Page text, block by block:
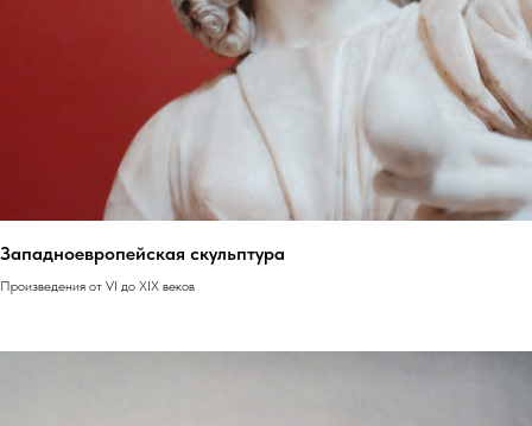
Западноевропейская скульптура
Произведения от VI до XIX веков